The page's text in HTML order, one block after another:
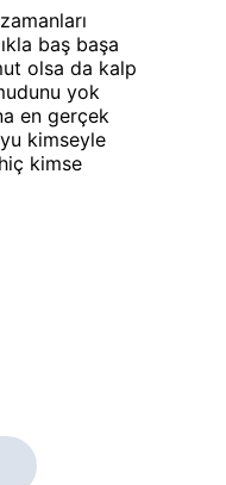
baş başa
olsa da kalp
yok
en gerçek
kimseyle
kimse